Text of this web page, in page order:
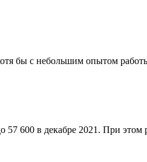
бы с небольшим опытом
57 600 в декабре 2021. При